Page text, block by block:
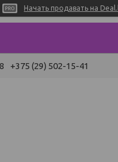
Начать продавать на
+375 (29) 502-15-41